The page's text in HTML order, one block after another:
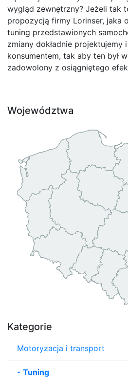
wygląd zewnętrzny? Jeżeli tak
propozycją firmy Lorinser, jaka
tuning przedstawionych
zmiany dokładnie projektujemy
konsumentem, tak aby ten był
zadowolony z osiągniętego
Województwa
Kategorie
Motoryzacja i transport
- Tuning